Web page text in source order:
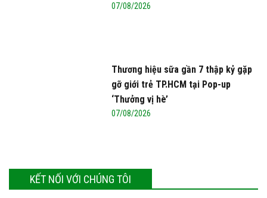
07/08/2026
Thương hiệu sữa gần 7 thập kỷ gặp
gỡ giới trẻ TP.HCM tại Pop-up
‘Thưởng vị hè’
07/08/2026
KẾT NỐI VỚI CHÚNG TÔI